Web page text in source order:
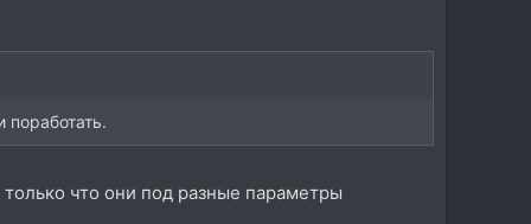
что они под разные параметры